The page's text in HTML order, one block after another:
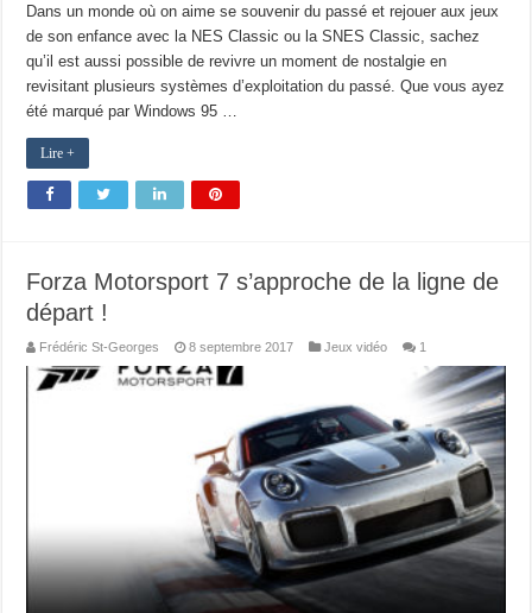
Dans un monde où on aime se souvenir du passé et rejouer aux jeux
de son enfance avec la NES Classic ou la SNES Classic, sachez
qu’il est aussi possible de revivre un moment de nostalgie en
revisitant plusieurs systèmes d’exploitation du passé. Que vous ayez
été marqué par Windows 95 …
Lire +
Forza Motorsport 7 s’approche de la ligne de
départ !
Frédéric St-Georges 8 septembre 2017 Jeux vidéo 1